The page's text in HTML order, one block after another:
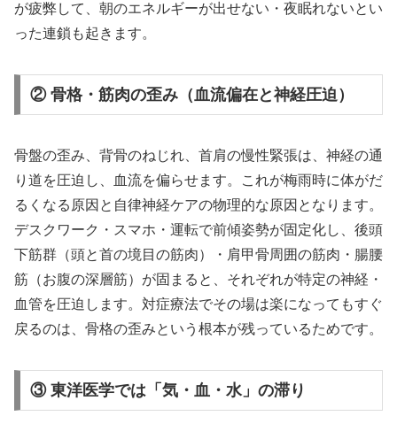
が疲弊して、朝のエネルギーが出せない・夜眠れないとい
った連鎖も起きます。
② 骨格・筋肉の歪み（血流偏在と神経圧迫）
骨盤の歪み、背骨のねじれ、首肩の慢性緊張は、神経の通
り道を圧迫し、血流を偏らせます。これが梅雨時に体がだ
るくなる原因と自律神経ケアの物理的な原因となります。
デスクワーク・スマホ・運転で前傾姿勢が固定化し、後頭
下筋群（頭と首の境目の筋肉）・肩甲骨周囲の筋肉・腸腰
筋（お腹の深層筋）が固まると、それぞれが特定の神経・
血管を圧迫します。対症療法でその場は楽になってもすぐ
戻るのは、骨格の歪みという根本が残っているためです。
③ 東洋医学では「気・血・水」の滞り